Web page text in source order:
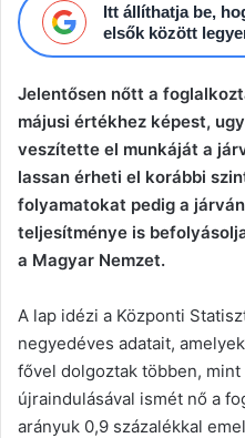
Itt állíthatja be,
elsők között
Jelentősen nőtt a
májusi értékhez képest,
veszítette el munkáját a
lassan érheti el korábbi
folyamatokat pedig a
teljesítménye is
a Magyar Nemzet.
A lap idézi a Központi
negyedéves adatait,
fővel dolgoztak többen, mint
újraindulásával ismét nő a
arányuk 0,9 százalékkal